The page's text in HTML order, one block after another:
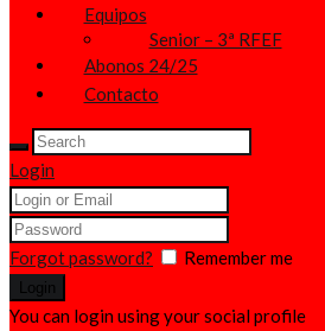
Equipos
Senior – 3ª RFEF
Abonos 24/25
Contacto
Login
Forgot password? Remember me
You can login using your social profile